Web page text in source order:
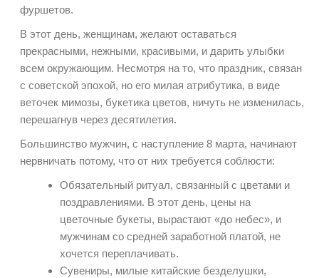
фуршетов.
В этот день, женщинам, желают оставаться
прекрасными, нежными, красивыми, и дарить улыбки
всем окружающим. Несмотря на то, что праздник, связан
с советской эпохой, но его милая атрибутика, в виде
веточек мимозы, букетика цветов, ничуть не изменилась,
перешагнув через десятилетия.
Большинство мужчин, с наступление 8 марта, начинают
нервничать потому, что от них требуется соблюсти:
Обязательный ритуал, связанный с цветами и
поздравлениями. В этот день, цены на
цветочные букеты, вырастают «до небес», и
мужчинам со средней заработной платой, не
хочется переплачивать.
Сувениры, милые китайские безделушки,